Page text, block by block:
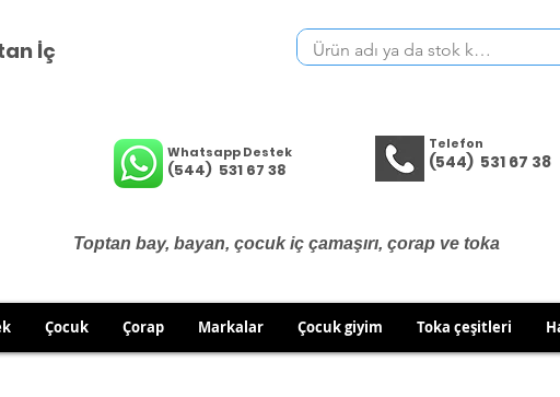
İç
Whatsapp Destek
(544) 531 67 38
Telefon
(544) 531 67 38
Toptan bay, bayan, çocuk iç çamaşırı, çorap ve toka
Çocuk Çorap Markalar Çocuk giyim Toka çeşitleri